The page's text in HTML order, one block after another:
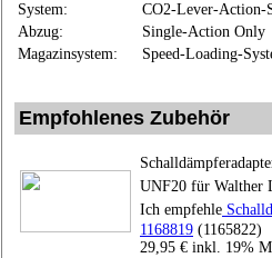
System:
CO2-Lever-Action-
Abzug:
Single-Action Only
Magazinsystem:
Speed-Loading-
Empfohlenes Zubehör
UNF20 für Walther
Ich empfehle
1168819 (1165822)
29,95 € inkl. 19%